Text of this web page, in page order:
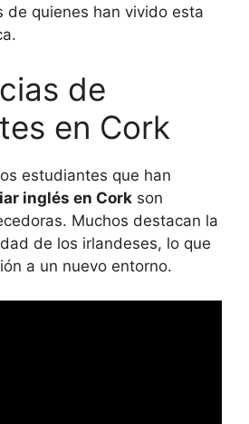
de quienes han vivido esta
de
en Cork
estudiantes que han
inglés en Cork son
Muchos destacan la
de los irlandeses, lo que
a un nuevo entorno.